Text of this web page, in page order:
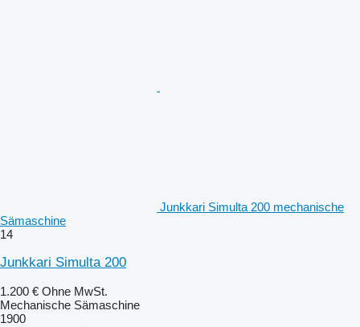
Junkkari Simulta 200 mechanische
Sämaschine
14
Junkkari Simulta 200
1.200 € Ohne MwSt.
Mechanische Sämaschine
1900